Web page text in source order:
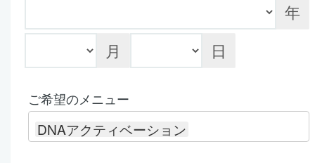
年
月
日
ご希望のメニュー
DNAアクティベーション